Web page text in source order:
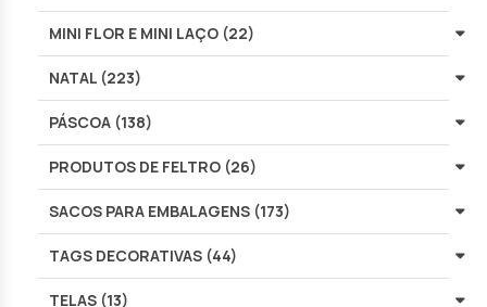
MINI FLOR E MINI LAÇO (22)
NATAL (223)
PÁSCOA (138)
PRODUTOS DE FELTRO (26)
SACOS PARA EMBALAGENS (173)
TAGS DECORATIVAS (44)
TELAS (13)